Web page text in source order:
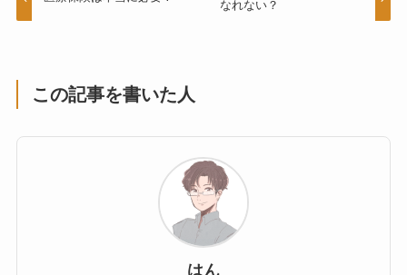
なれない？
この記事を書いた人
はん